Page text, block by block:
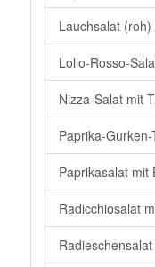
Lauchsalat
Lollo-Rosso-
Nizza-Salat mit
Paprika-
Paprikasalat mit
Radicchiosalat